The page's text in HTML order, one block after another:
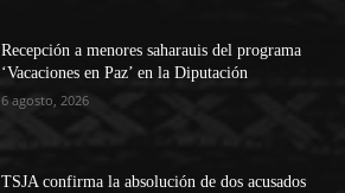
Recepción a menores saharauis del programa
‘Vacaciones en Paz’ en la Diputación
6 agosto, 2026
TSJA confirma la absolución de dos acusados